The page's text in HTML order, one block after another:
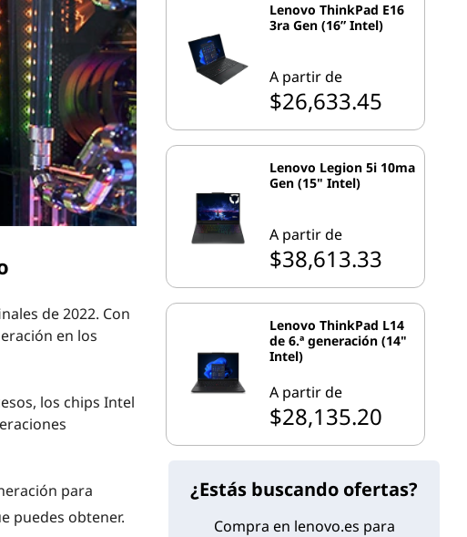
de 2022. Con
en los
los chips Intel
para
puedes obtener.
Lenovo ThinkPad E16
3ra Gen (16” Intel)
A partir de
$26,633.45
Lenovo Legion 5i 10ma
Gen (15" Intel)
A partir de
$38,613.33
Lenovo ThinkPad L14
de 6.ª generación (14"
Intel)
A partir de
$28,135.20
¿Estás buscando ofertas?
Compra en lenovo.es para